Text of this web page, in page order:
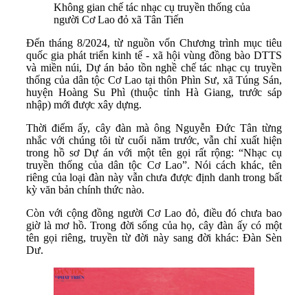
Không gian chế tác nhạc cụ truyền thống của
người Cơ Lao đỏ xã Tân Tiến
Đến tháng 8/2024, từ nguồn vốn Chương trình mục tiêu
quốc gia phát triển kinh tế - xã hội vùng đồng bào DTTS
và miền núi, Dự án bảo tồn nghề chế tác nhạc cụ truyền
thống của dân tộc Cơ Lao tại thôn Phìn Sư, xã Túng Sán,
huyện Hoàng Su Phì (thuộc tỉnh Hà Giang, trước sáp
nhập) mới được xây dựng.
Thời điểm ấy, cây đàn mà ông Nguyễn Đức Tân từng
nhắc với chúng tôi từ cuối năm trước, vẫn chỉ xuất hiện
trong hồ sơ Dự án với một tên gọi rất rộng: “Nhạc cụ
truyền thống của dân tộc Cơ Lao”. Nói cách khác, tên
riêng của loại đàn này vẫn chưa được định danh trong bất
kỳ văn bản chính thức nào.
Còn với cộng đồng người Cơ Lao đỏ, điều đó chưa bao
giờ là mơ hồ. Trong đời sống của họ, cây đàn ấy có một
tên gọi riêng, truyền từ đời này sang đời khác: Đàn Sèn
Dư.